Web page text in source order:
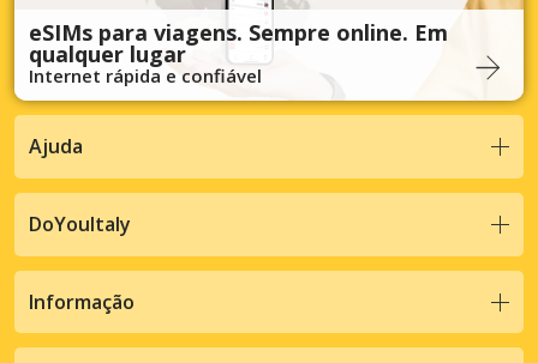
eSIMs para viagens. Sempre online. Em
qualquer lugar
Internet rápida e confiável
Ajuda
DoYouItaly
Informação